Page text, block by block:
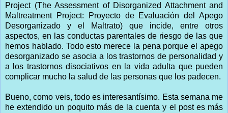
Project (The Assessment of Disorganized Attachment and
Maltreatment Project: Proyecto de Evaluación del Apego
Desorganizado y el Maltrato) que incide, entre otros
aspectos, en las conductas parentales de riesgo de las que
hemos hablado. Todo esto merece la pena porque el apego
desorganizado se asocia a los trastornos de personalidad y
a los trastornos disociativos en la vida adulta que pueden
complicar mucho la salud de las personas que los padecen.
Bueno, como veis, todo es interesantísimo. Esta semana me
he extendido un poquito más de la cuenta y el post es más